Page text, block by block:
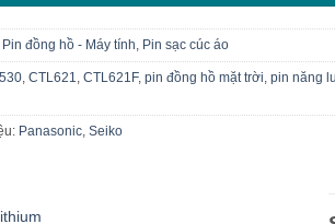
Pin đồng hồ - Máy tính Pin sạc cúc áo
CTL621 CTL621F, pin đồng hồ mặt trời pin năng
Panasonic Seiko